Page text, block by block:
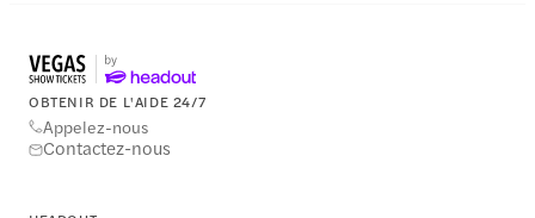
OBTENIR DE L'AIDE 24/7
Appelez-nous
Contactez-nous